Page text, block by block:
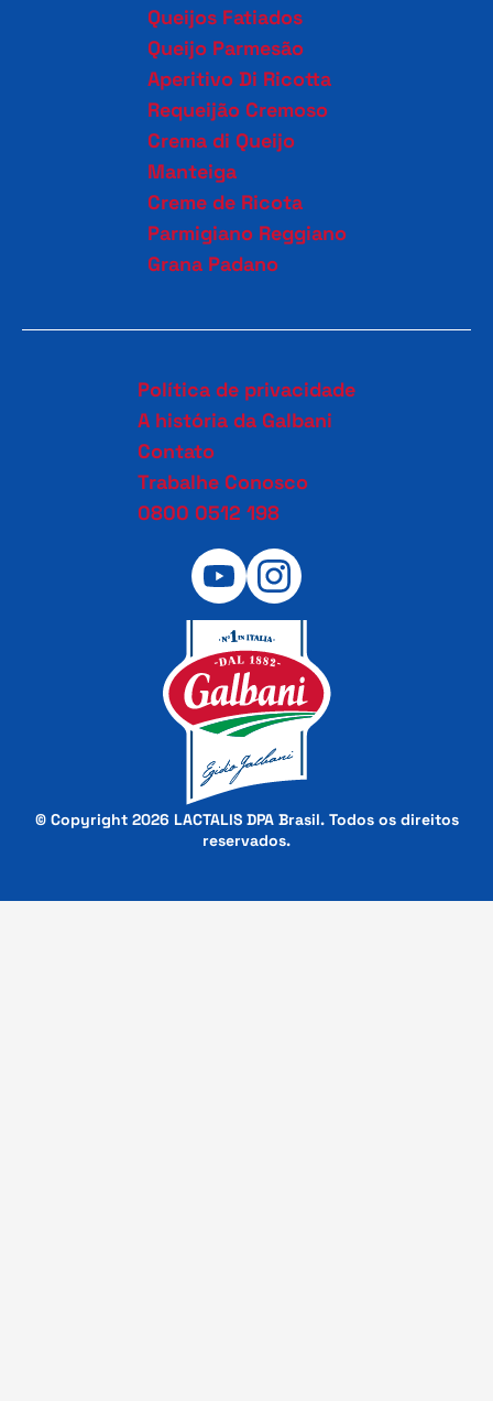
Queijos Fatiados
Queijo Parmesão
Aperitivo Di Ricotta
Requeijão Cremoso
Crema di Queijo
Manteiga
Creme de Ricota
Parmigiano Reggiano
Grana Padano
Política de privacidade
A história da Galbani
Contato
Trabalhe Conosco
0800 0512 198
© Copyright 2026 LACTALIS DPA Brasil. Todos os direitos
reservados.